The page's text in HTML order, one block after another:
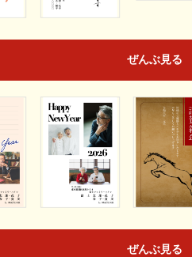
ぜんぶ見る
ぜんぶ見る